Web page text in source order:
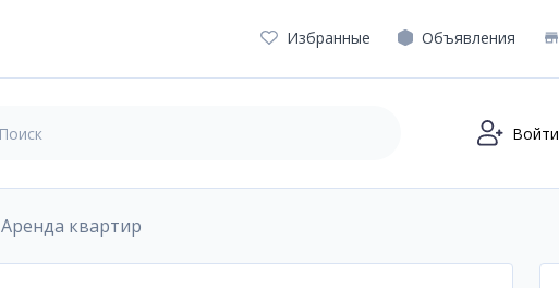
Избранные Объявления
Войти
Аренда квартир